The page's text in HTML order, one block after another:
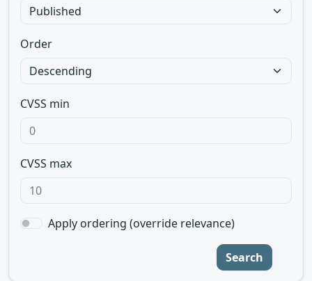
Order
CVSS min
CVSS max
Apply ordering (override relevance)
Search